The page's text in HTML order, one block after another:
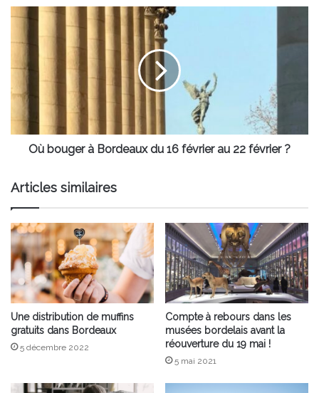
à
Bordeaux
du
février
au
22
févrierOù bouger à Bordeaux du 16 février au 22 février ?
Articles similaires
Une distribution de muffins
gratuits dans Bordeaux
5 décembre 2022
Compte à rebours dans les
musées bordelais avant la
réouverture du 19 mai !
5 mai 2021